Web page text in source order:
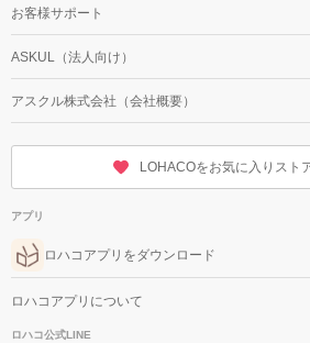
お客様サポート
ASKUL（法人向け）
アスクル株式会社（会社概要）
LOHACOをお気に入りスト
アプリ
ロハコアプリをダウンロード
ロハコアプリについて
ロハコ公式LINE